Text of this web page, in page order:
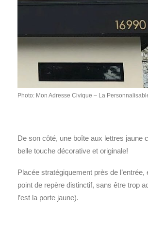
Photo: Mon Adresse Civique – La
De son côté, une boîte aux lettres jaune
belle touche décorative et originale!
Placée stratégiquement près de l’entrée,
point de repère distinctif, sans être trop
l’est la porte jaune).